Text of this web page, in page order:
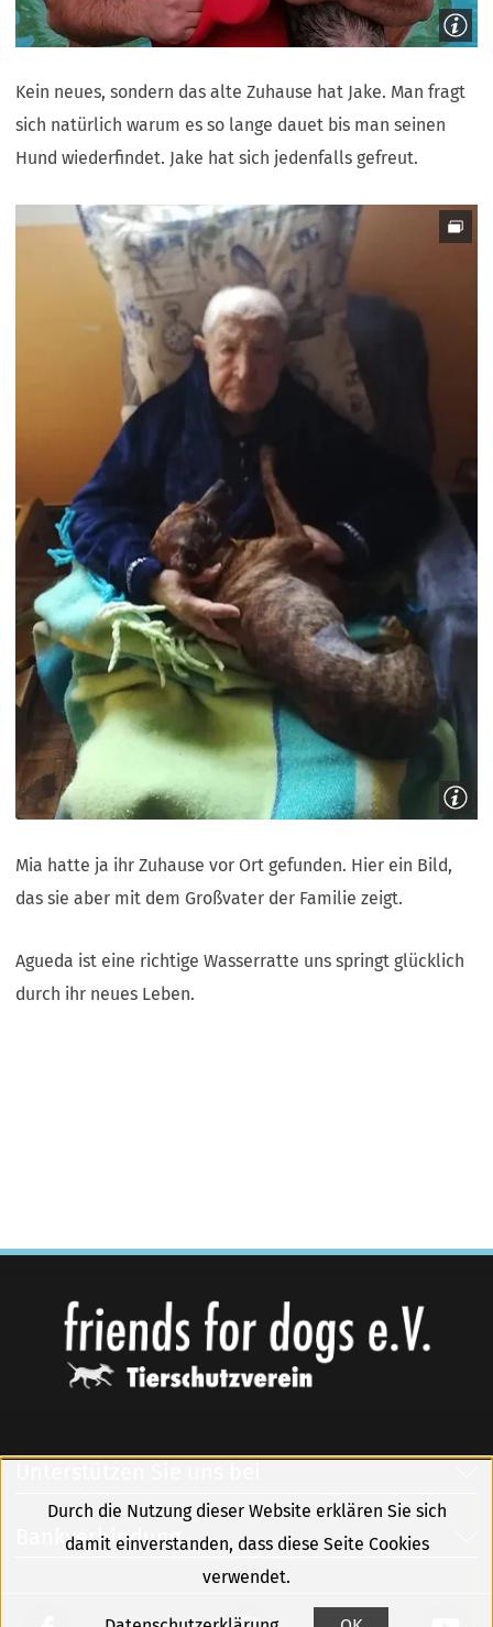
Kein neues, sondern das alte Zuhause hat Jake. Man fragt
sich natürlich warum es so lange dauet bis man seinen
Hund wiederfindet. Jake hat sich jedenfalls gefreut.
Mia hatte ja ihr Zuhause vor Ort gefunden. Hier ein Bild,
das sie aber mit dem Großvater der Familie zeigt.
Agueda ist eine richtige Wasserratte uns springt glücklich
durch ihr neues Leben.
Bankverbindung
Durch die Nutzung dieser Website erklären Sie sich
damit einverstanden, dass diese Seite Cookies
verwendet.